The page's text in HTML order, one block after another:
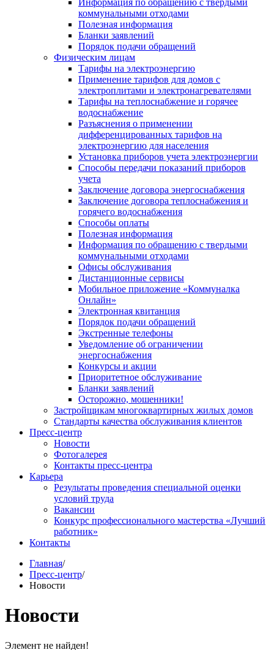
Информация по обращению с твердыми
коммунальными отходами
Полезная информация
Бланки заявлений
Порядок подачи обращений
Физическим лицам
Тарифы на электроэнергию
Применение тарифов для домов с
электроплитами и электронагревателями
Тарифы на теплоснабжение и горячее
водоснабжение
Разъяснения о применении
дифференцированных тарифов на
электроэнергию для населения
Установка приборов учета электроэнергии
Способы передачи показаний приборов
учета
Заключение договора энергоснабжения
Заключение договора теплоснабжения и
горячего водоснабжения
Способы оплаты
Полезная информация
Информация по обращению с твердыми
коммунальными отходами
Офисы обслуживания
Дистанционные сервисы
Мобильное приложение «Коммуналка
Онлайн»
Электронная квитанция
Порядок подачи обращений
Экстренные телефоны
Уведомление об ограничении
энергоснабжения
Конкурсы и акции
Приоритетное обслуживание
Бланки заявлений
Осторожно, мошенники!
Застройщикам многоквартирных жилых домов
Стандарты качества обслуживания клиентов
Пресс-центр
Новости
Фотогалерея
Контакты пресс-центра
Карьера
Результаты проведения специальной оценки
условий труда
Вакансии
Конкурс профессионального мастерства «Лучший
работник»
Контакты
Главная/
Пресс-центр/
Новости
Новости
Элемент не найден!